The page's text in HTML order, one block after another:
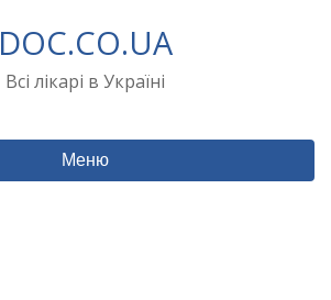
DOC.CO.UA
Всі лікарі в Україні
Меню